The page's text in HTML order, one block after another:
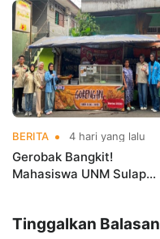
Kerja Sebelum Lulus
BERITA 4 hari yang lalu
Gerobak Bangkit!
Mahasiswa UNM Sulap
Tinggalkan Balasan